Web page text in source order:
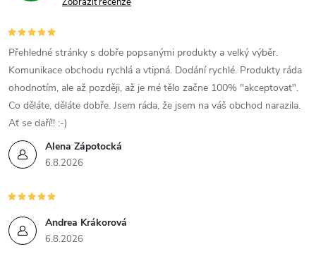
Alena Zápotocká
6.8.2026
Přehledné stránky s dobře popsanými produkty a velký výběr.
Komunikace obchodu rychlá a vtipná. Dodání rychlé. Produkty ráda
ohodnotím, ale až později, až je mé tělo začne 100% "akceptovat".
Co děláte, děláte dobře. Jsem ráda, že jsem na váš obchod narazila.
Ať se daří!! :-)
Andrea Krákorová
6.8.2026